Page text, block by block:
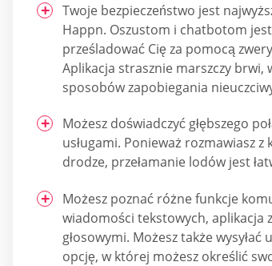
Twoje bezpieczeństwo jest
Happn. Oszustom i chatbotom
prześladować Cię za pomocą
Aplikacja strasznie marszczy brwi,
sposobów zapobiegania
Możesz doświadczyć głębszego
usługami. Ponieważ rozmawiasz
drodze, przełamanie lodów jest
Możesz poznać różne funkcje
wiadomości tekstowych, aplikacja
głosowymi. Możesz także
opcję, w której możesz określić